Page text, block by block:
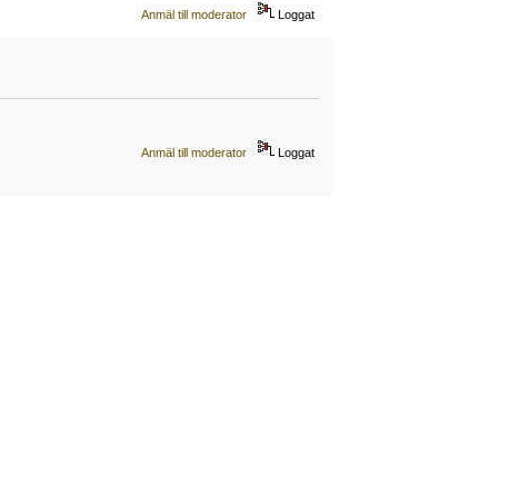
Anmäl till moderator Loggat
Anmäl till moderator Loggat